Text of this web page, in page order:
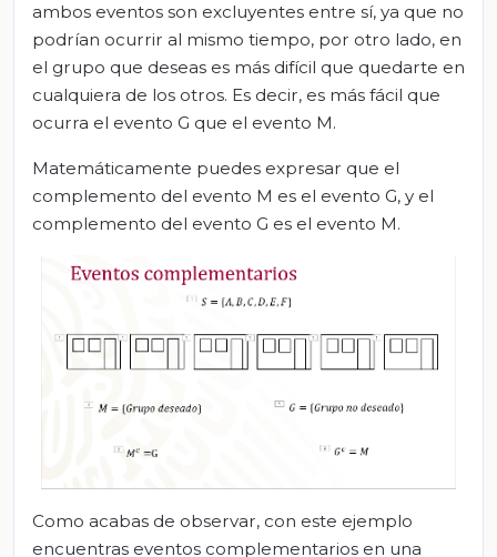
ambos eventos son excluyentes entre sí, ya que no
podrían ocurrir al mismo tiempo, por otro lado, en
el grupo que deseas es más difícil que quedarte en
cualquiera de los otros. Es decir, es más fácil que
ocurra el evento G que el evento M.
Matemáticamente puedes expresar que el
complemento del evento M es el evento G, y el
complemento del evento G es el evento M.
Como acabas de observar, con este ejemplo
encuentras eventos complementarios en una